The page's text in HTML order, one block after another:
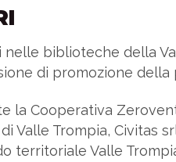
nelle biblioteche della
di promozione della
la Cooperativa
Valle Trompia, Civitas
territoriale Valle